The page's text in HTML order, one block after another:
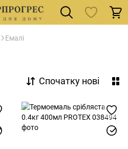
Емалі
Спочатку нові